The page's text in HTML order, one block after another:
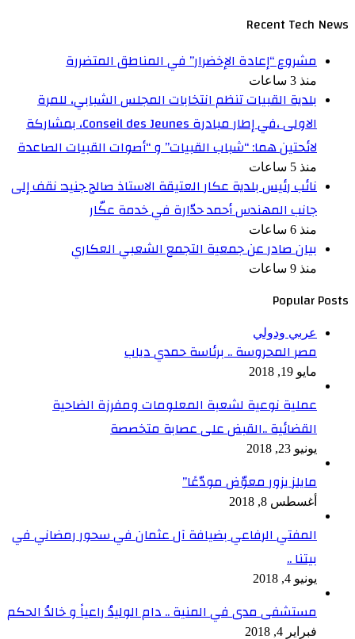
Recent Tech News
مشروع “إعادة الإخضرار” في المناطق المتضررة
منذ 3 ساعات
بلدية القبيات تنظم انتخابات المجلس الشبابي، للمرة
الاولى ،في إطار مبادرة Conseil des Jeunes، بمشاركة
لائحتين هما: “شباب القبيات” و “أصوات القبيات الصاعدة
منذ 5 ساعات
نائب رئيس بلدية عكار العتيقة الاستاذ صالح جنيد: نقف إلى
جانب المهندس أحمد حدّارة في خدمة عكّار
منذ 6 ساعات
بيان صادر عن جمعية التجمع الشعبي العكاري
منذ 9 ساعات
Popular Posts
عربي ودولي
مصر المحروسة .. برئاسة حمدي دياب
مايو 19, 2018
عملية نوعية لشعبة المعلومات ومفرزة الضاحية
القضائية ..القبض على عصابة متخصصة
يونيو 23, 2018
مايلز يزور معوّض مودّعًا”
أغسطس 8, 2018
المفتي الرفاعي بضيافة آل عثمان في سحور رمضاني في
بيتنا ..
يونيو 4, 2018
مستشفى مدى في المنية .. دام الوليدُ راعياً و خالدُ الحكم
فبراير 4, 2018